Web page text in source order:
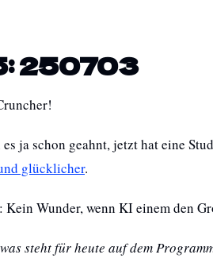
250703
glücklicher.
Kein Wunder, wenn KI einem den
steht für heute auf dem